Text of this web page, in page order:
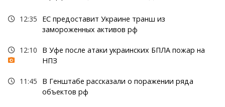
12:35
ЕС предоставит Украине транш из
замороженных активов рф
12:10
В Уфе после атаки украинских БПЛА пожар на
НПЗ
11:45
В Генштабе рассказали о поражении ряда
объектов рф